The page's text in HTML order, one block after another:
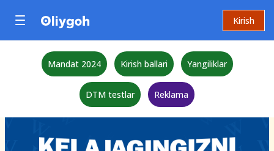
Kirish
Mandat 2024 Kirish ballari Yangiliklar
DTM testlar Reklama